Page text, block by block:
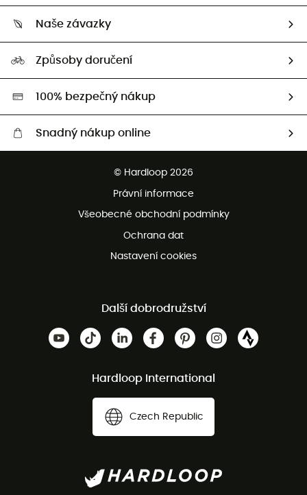
Vrácení zboží a peněz
Naši Ambasadoři
Naše závazky
HardGreen
Způsoby doručení
100% bezpečný nákup
Snadný nákup online
Bezplatná zákaznická služba
© Hardloop 2026
Právní informace
Všeobecné obchodní podmínky
Ochrana dat
Nastavení cookies
Další dobrodružství
Hardloop International
Czech Republic